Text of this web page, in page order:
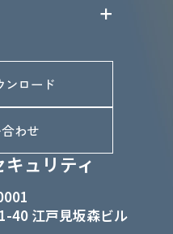
ュリティ
40 江戸見坂森ビル
リティ
ンロード
わせ